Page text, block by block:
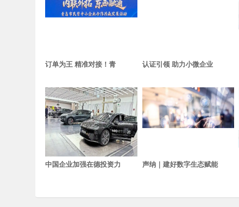
订单为王 精准对接！青 认证引领 助力小微企业
中国企业加强在德投资力 声纳｜建好数字生态赋能